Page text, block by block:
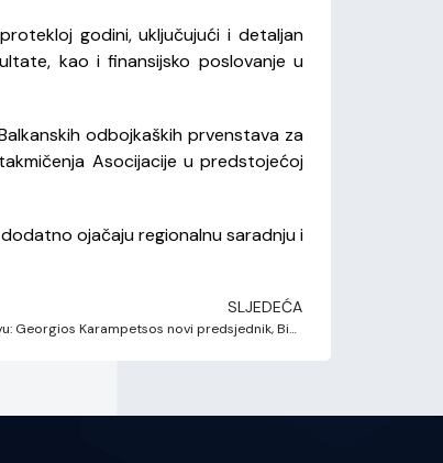
godini, uključujući i detaljan
kao i finansijsko poslovanje u
odbojkaških prvenstava za
Asocijacije u predstojećoj
ojačaju regionalnu saradnju i
SLJEDEĆA
Održana 27. Generalna skupština BVA u Sarajevu: Georgios Karampetsos novi predsjednik, BiH domaćin juniorskog prvenstva